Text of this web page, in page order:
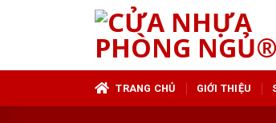
TRANG CHỦ GIỚI THIỆU